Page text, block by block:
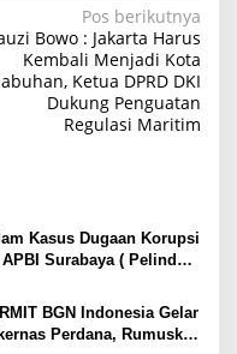
Pos berikutnya
Bowo : Jakarta Harus
Kembali Menjadi Kota
Ketua DPRD DKI
Dukung Penguatan
Regulasi Maritim
Kasus Dugaan Korupsi
Surabaya ( Pelindo
Penegakan Hukum
Dibangun di Atas
BGN Indonesia Gelar
Perdana, Rumuskan